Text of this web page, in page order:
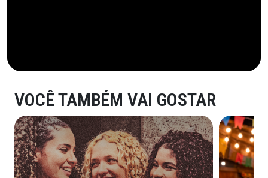
VOCÊ TAMBÉM VAI GOSTAR